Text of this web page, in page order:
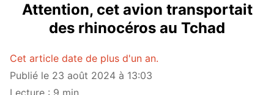
Attention, cet avion transportait
des rhinocéros au Tchad
Cet article date de plus d'un an.
Publié le 23 août 2024 à 13:03
Lecture : 9 min